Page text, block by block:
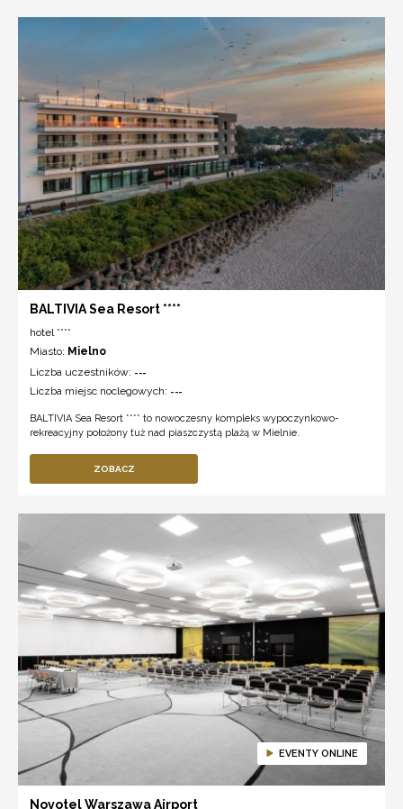
BALTIVIA Sea Resort ****
hotel ****
Miasto: Mielno
Liczba uczestników: ---
Liczba miejsc noclegowych: ---
BALTIVIA Sea Resort **** to nowoczesny kompleks wypoczynkowo-
rekreacyjny położony tuż nad piaszczystą plażą w Mielnie.
ZOBACZ
EVENTY ONLINE
Novotel Warszawa Airport